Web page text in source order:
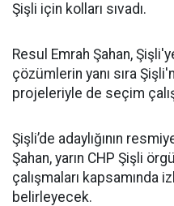
Şişli için kolları sıvadı.
Resul Emrah Şahan,
çözümlerin yanı sıra
projeleriyle de seçim
Şişli’de adaylığının
Şahan, yarın CHP Şişli
çalışmaları kapsamında
belirleyecek.